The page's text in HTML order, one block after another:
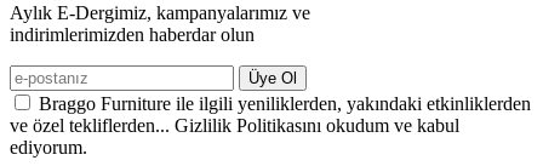
Aylık E-Dergimiz, kampanyalarımız ve
indirimlerimizden haberdar olun
Üye Ol
Braggo Furniture ile ilgili yeniliklerden, yakındaki etkinliklerden
ve özel tekliflerden... Gizlilik Politikasını okudum ve kabul
ediyorum.